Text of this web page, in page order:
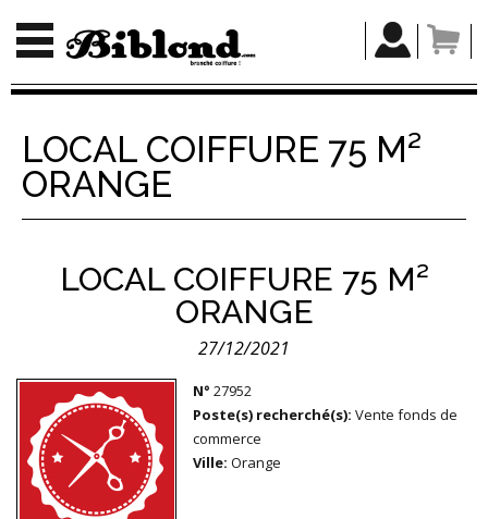
LOCAL COIFFURE 75 M²
ORANGE
LOCAL COIFFURE 75 M²
ORANGE
27/12/2021
N° 27952
Poste(s) recherché(s): Vente fonds de
commerce
Ville: Orange